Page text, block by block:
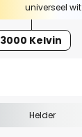
universeel wit
3000 Kelvin
Helder